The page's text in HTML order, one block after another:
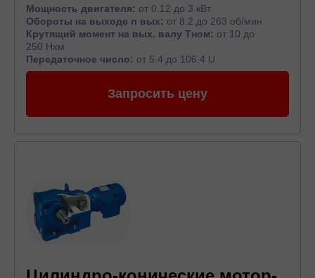
Мощность двигателя: от 0.12 до 3 кВт
Обороты на выходе n вых: от 8.2 до 263 об/мин
Крутящий момент на вых. валу Тном: от 10 до
250 Нхм
Передаточное число: от 5.4 до 106.4 U
Запросить цену